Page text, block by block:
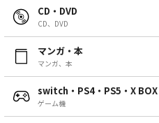
CD・DVD
CD、DVD
マンガ・本
マンガ、本
switch・PS4・PS5・X BOX
ゲーム機